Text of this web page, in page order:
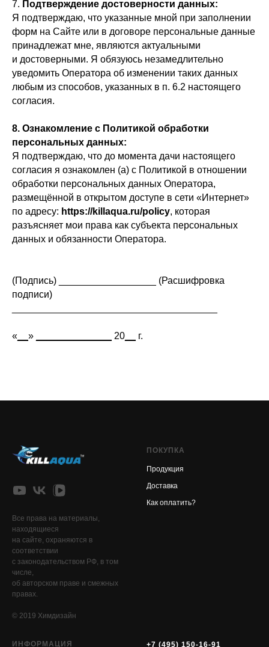
7. Подтверждение достоверности данных:
Я подтверждаю, что указанные мной при заполнении
форм на Сайте или в договоре персональные данные
принадлежат мне, являются актуальными
и достоверными. Я обязуюсь незамедлительно
уведомить Оператора об изменении таких данных
любым из способов, указанных в п. 6.2 настоящего
согласия.
8. Ознакомление с Политикой обработки
персональных данных:
Я подтверждаю, что до момента дачи настоящего
согласия я ознакомлен (а) с Политикой в отношении
обработки персональных данных Оператора,
размещённой в открытом доступе в сети «Интернет»
по адресу: https://killaqua.ru/policy, которая
разъясняет мои права как субъекта персональных
данных и обязанности Оператора.
(Подпись) __________________ (Расшифровка
подписи)
« » 20 г.
Все права на материалы,
находящиеся
на сайте, охраняются в
соответствии
с законодательством РФ, в том
числе,
об авторском праве и смежных
правах.
© 2019 Химдизайн
ПОКУПКА
Продукция
Доставка
Как оплатить?
ИНФОРМАЦИЯ +7 (495) 150-16-91